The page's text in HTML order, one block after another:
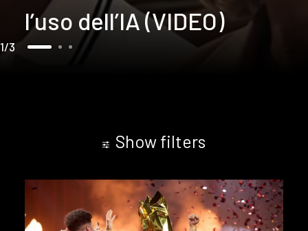
l’uso dell’IA (VIDEO)
1 3
Show filters